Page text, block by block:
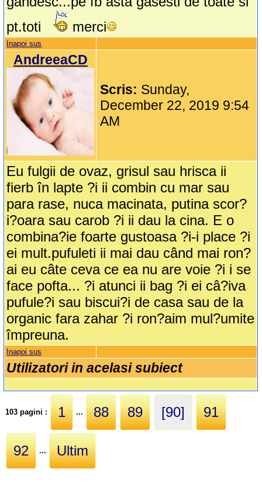
pt.toti
merci
Inapoi sus
AndreeaCD
Scris: Sunday,
December 22, 2019 9:54
AM
Eu fulgii de ovaz, grisul sau hrisca ii
fierb în lapte ?i ii combin cu mar sau
para rase, nuca macinata, putina scor?
i?oara sau carob ?i ii dau la cina. E o
combina?ie foarte gustoasa ?i-i place ?i
ei mult.pufuleti ii mai dau când mai ron?
ai eu câte ceva ce ea nu are voie ?i i se
face pofta... ?i atunci ii bag ?i ei câ?iva
pufule?i sau biscui?i de casa sau de la
organic fara zahar ?i ron?aim mul?umite
împreuna.
Inapoi sus
Utilizatori in acelasi subiect
103 pagini : 1 ... 88 89 [90] 91
92 ... Ultim